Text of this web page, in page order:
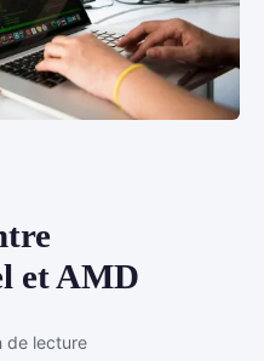
et AMD
de lecture